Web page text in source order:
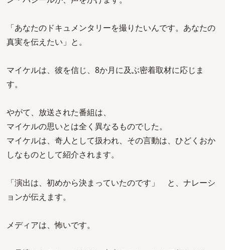
「あなたのドキュメンタリーを撮りたいんです。あなたの
真実を伝えたい」と。
マイケルは、彼を信じ、8か月に及ぶ密着取材に応じま
す。
やがて、放送された番組は、
マイケルの思いとは全く異なるものでした。
マイケルは、奇人として扱われ、その言動は、ひどくおか
しなものとして紹介されます。
「演出は、初めから決まっていたのです」 と、ナレーシ
ョンが伝えます。
メディアは、怖いです。